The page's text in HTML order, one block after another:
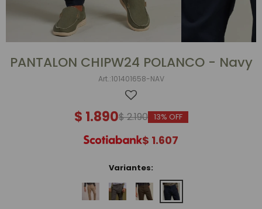
PANTALON CHIPW24 POLANCO - Navy
101401658-NAV
$ 1.890$2.190 13
$ 1.607
Variantes: